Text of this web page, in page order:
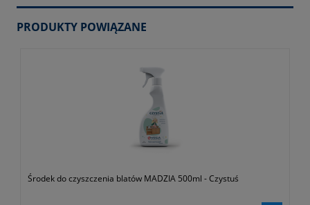
PRODUKTY POWIĄZANE
Środek do czyszczenia blatów MADZIA 500ml - Czystuś